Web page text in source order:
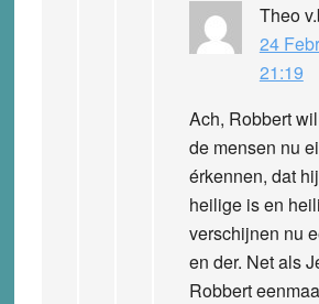
Theo
24
21:19
Ach, Robbert
de mensen nu
érkennen, dat
heilige is en
verschijnen nu
en der. Net als
Robbert